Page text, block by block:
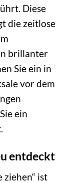
Diese
die zeitlose
brillanter
Sie ein in
vor dem
ein
entdeckt
ziehen“ ist